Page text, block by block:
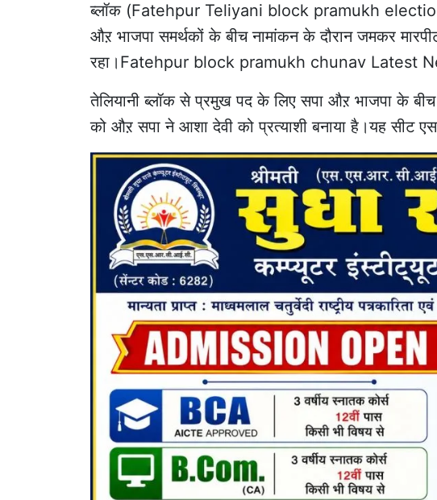
ब्लॉक (Fatehpur Teliyani block pramukh
औऱ भाजपा समर्थकों के बीच नामांकन के दौरान जमकर
रहा।Fatehpur block pramukh chunav Latest
तेलियानी ब्लॉक से प्रमुख पद के लिए सपा औऱ भाजपा के बीच
को औऱ सपा ने आशा देवी को प्रत्याशी बनाया है।यह सीट